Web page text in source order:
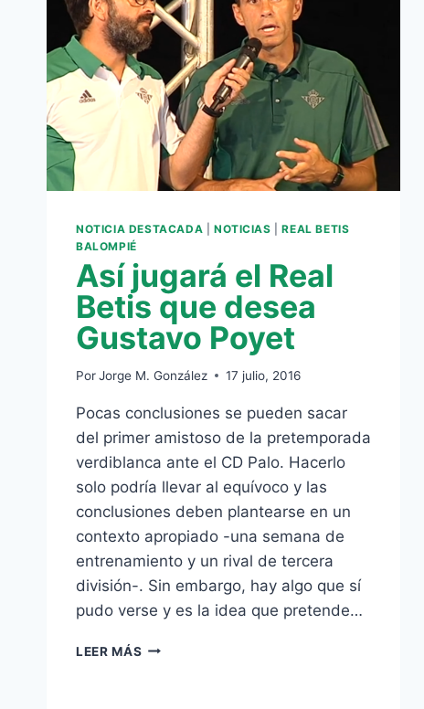
NOTICIA DESTACADA NOTICIAS |REAL BETIS
BALOMPIÉ
Así jugará el Real
Betis que desea
Gustavo Poyet
PorJorge M. González 17 julio, 2016
Pocas conclusiones se pueden sacar
del primer amistoso de la pretemporada
verdiblanca ante el CD Palo. Hacerlo
solo podría llevar al equívoco y las
conclusiones deben plantearse en un
contexto apropiado -una semana de
entrenamiento y un rival de tercera
división-. Sin embargo, hay algo que sí
pudo verse y es la idea que pretende…
LEER MÁS ASÍ